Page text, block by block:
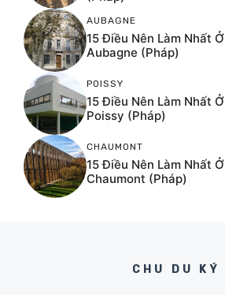
AUBAGNE
15 Điều Nên Làm Nhất Ở
Aubagne (Pháp)
POISSY
15 Điều Nên Làm Nhất Ở
Poissy (Pháp)
CHAUMONT
15 Điều Nên Làm Nhất Ở
Chaumont (Pháp)
CHU DU KÝ